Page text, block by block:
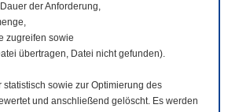
der Anforderung,
zugreifen sowie
übertragen, Datei nicht gefunden).
statistisch sowie zur Optimierung des
und anschließend gelöscht. Es werden